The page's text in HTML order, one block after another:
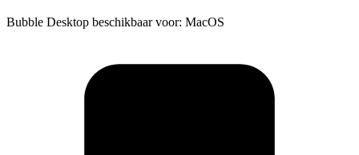
Bubble Desktop beschikbaar voor: MacOS